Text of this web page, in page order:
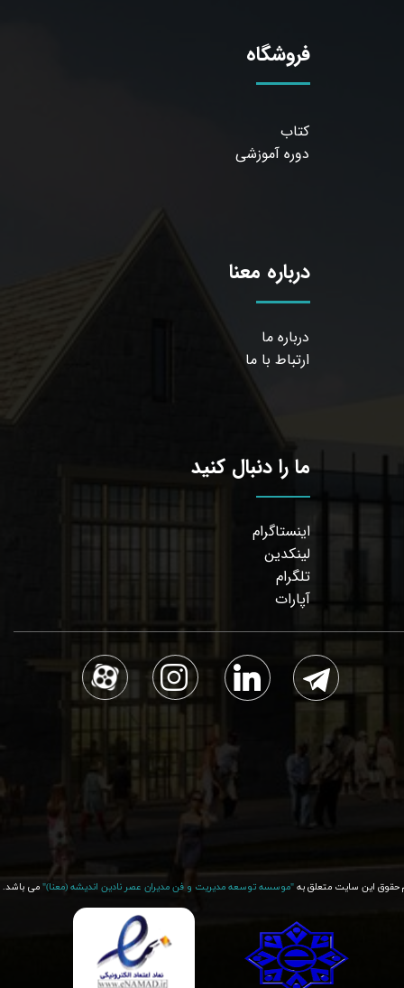
فروشگاه
کتاب
دوره آموزشی
درباره معنا
درباره ما
ارتباط با ما
ما را دنبال کنید
اینستاگرام
لینکدین
تلگرام
آپارات
حقوق این سایت متعلق به "موسسه توسعه مدیریت و فن مدیران عصر نادین اندیشه (معنا)"​​​​​​​ می باشد.